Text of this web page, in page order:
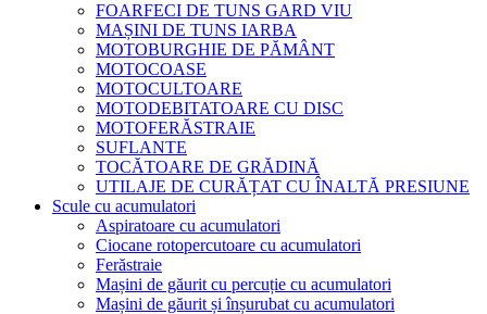
FOARFECI DE TUNS GARD VIU
MAȘINI DE TUNS IARBA
MOTOBURGHIE DE PĂMÂNT
MOTOCOASE
MOTOCULTOARE
MOTODEBITATOARE CU DISC
MOTOFERĂSTRAIE
SUFLANTE
TOCĂTOARE DE GRĂDINĂ
UTILAJE DE CURĂȚAT CU ÎNALTĂ PRESIUNE
Scule cu acumulatori
Aspiratoare cu acumulatori
Ciocane rotopercutoare cu acumulatori
Ferăstraie
Mașini de găurit cu percuție cu acumulatori
Mașini de găurit și înșurubat cu acumulatori